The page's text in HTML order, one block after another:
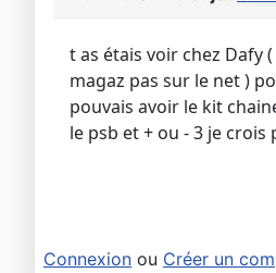
t as étais voir chez Dafy
magaz pas sur le net )
pouvais avoir le kit
le psb et + ou - 3 je
Connexion ou Créer un